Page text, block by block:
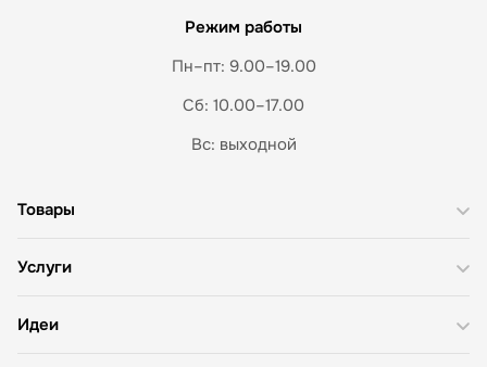
Режим работы
Пн–пт: 9.00–19.00
Сб: 10.00–17.00
Вс: выходной
Товары
Услуги
Идеи